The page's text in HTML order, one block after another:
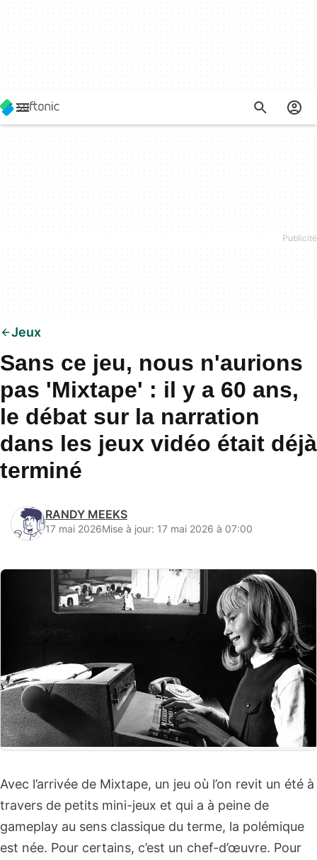
Jeux
Sans ce jeu, nous n'aurions
pas 'Mixtape' : il y a 60 ans,
le débat sur la narration
dans les jeux vidéo était déjà
terminé
RANDY MEEKS
17 mai 2026Mise à jour: 17 mai 2026 à 07:00
Avec l’arrivée de Mixtape, un jeu où l’on revit un été à
travers de petits mini-jeux et qui a à peine de
gameplay au sens classique du terme, la polémique
est née. Pour certains, c’est un chef-d’œuvre. Pour